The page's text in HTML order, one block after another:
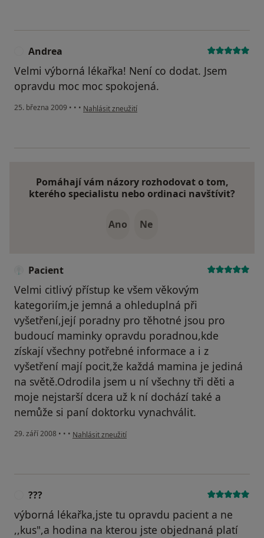
Andrea
Velmi výborná lékařka! Není co dodat. Jsem
opravdu moc moc spokojená.
25. března 2009 • • • podle názoru uživatele Andrea
Nahlásit zneužití
Pomáhají vám názory rozhodovat o tom,
kterého specialistu nebo ordinaci navštívit?
Ano Ne
Pacient
Velmi citlivý přístup ke všem věkovým
kategoriím,je jemná a ohleduplná při
vyšetření,její poradny pro těhotné jsou pro
budoucí maminky opravdu poradnou,kde
získají všechny potřebné informace a i z
vyšetření mají pocit,že každá mamina je jediná
na světě.Odrodila jsem u ní všechny tři děti a
moje nejstarší dcera už k ní dochází také a
nemůže si paní doktorku vynachválit.
29. září 2008 • • • podle názoru uživatele Pacient
Nahlásit zneužití
???
výborná lékařka,jste tu opravdu pacient a ne
,,kus",a hodina na kterou jste objednaná platí